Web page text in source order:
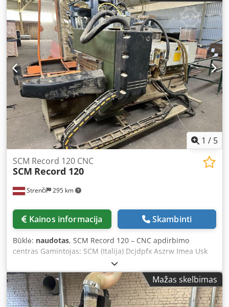
Uok
1 / 5
Strenči 295 km
SCM Record 120 CNC
SCM Record 120
Kainos informacija Skambinti
Būklė: naudotas, SCM Record 120 – CNC apdirbimo
centras Gamintojas: SCM (Italija) Dcjdpfx Aszrw Imea Usk
Modelis: Record 120 Pagaminimo metai: 1997 Maitinimo
įtampa: 400 V / 50 Hz / 3 fazės Svoris: 4200 kg
Mažas skelbimas